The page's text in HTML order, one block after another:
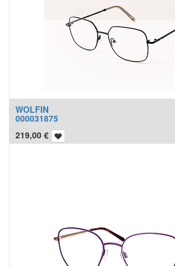
WOLFIN
000031875
219,00 €